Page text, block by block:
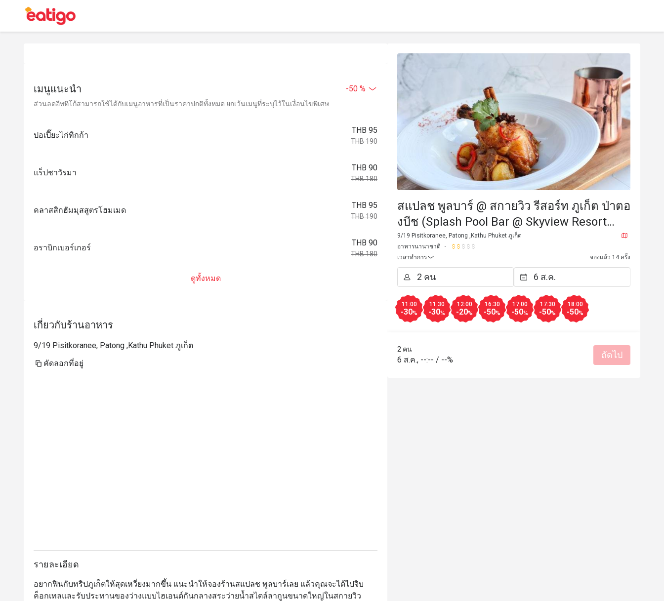
เมนูแนะนำ -50 %
ส่วนลดอีททิโก้สามารถใช้ได้กับเมนูอาหารที่เป็นราคาปกติทั้งหมด ยกเว้นเมนูที่ระบุไว้ในเงื่อนไขพิเศษ
ปอเปี๊ยะไก่ทิกก้า
THB 95
THB 190
แร็ปชาวัรมา
THB 90
THB 180
คลาสสิกฮัมมุสสูตรโฮมเมด
THB 95
THB 190
อราบิกเบอร์เกอร์
THB 90
THB 180
ดูทั้งหมด
เกี่ยวกับร้านอาหาร
9/19 Pisitkoranee, Patong ,Kathu Phuket ภูเก็ต
คัดลอกที่อยู่
รายละเอียด
อยากฟินกับทริปภูเก็ตให้สุดเหวี่ยงมากขึ้น แนะนำให้จองร้านสแปลช พูลบาร์เลย แล้วคุณจะได้ไปจิบ
ค็อกเทลและรับประทานของว่างแบบไฮเอนด์กันกลางสระว่ายน้ำสไตล์ลากูนขนาดใหญ่ในสกายวิว
สแปลช พูลบาร์ @ สกายวิว รีสอร์ท ภูเก็ต ป่าตอ
งบีช (Splash Pool Bar @ Skyview Resort
Phuket Patong Beach)
9/19 Pisitkoranee, Patong ,Kathu Phuket ภูเก็ต
อาหารนานาชาติ
เวลาทำการ
จองแล้ว 14 ครั้ง
11:00
-30%
11:30
-30%
12:00
-20%
16:30
-50%
17:00
-50%
17:30
-50%
18:00
-50%
2 คน
6 ส.ค., --:-- / --% ถัดไป